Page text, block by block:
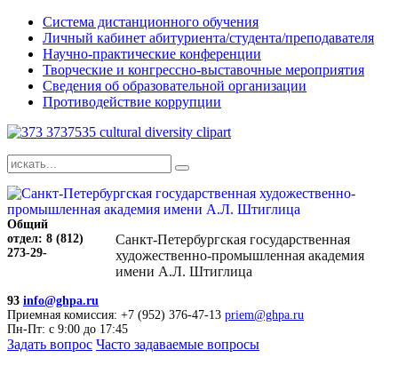
Система дистанционного обучения
Личный кабинет абитуриента/студента/преподавателя
Научно-практические конференции
Творческие и конгрессно-выставочные мероприятия
Сведения об образовательной организации
Противодействие коррупции
Санкт-Петербургская государственная
художественно-промышленная академия
имени А.Л. Штиглица
Общий
отдел: 8 (812)
273-29-
93 info@ghpa.ru
Приемная комиссия: +7 (952) 376-47-13 priem@ghpa.ru
Пн-Пт: с 9:00 до 17:45
Задать вопрос Часто задаваемые вопросы